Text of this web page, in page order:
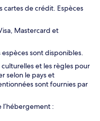
de crédit. Espèces
Mastercard et
sont disponibles.
et les règles pour
selon le pays et
sont fournies par
: